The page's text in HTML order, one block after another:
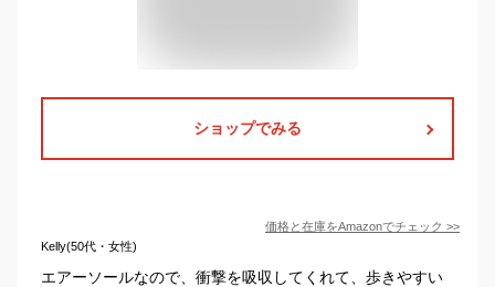
ショップでみる
価格と在庫をAmazonでチェック >>
Kelly(50代・女性)
エアーソールなので、衝撃を吸収してくれて、歩きやすい